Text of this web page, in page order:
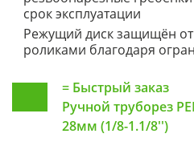
срок эксплуатации
Режущий диск защищён
роликами благодаря
= Быстрый заказ
Ручной труборез
28мм (1/8-1.1/8'')